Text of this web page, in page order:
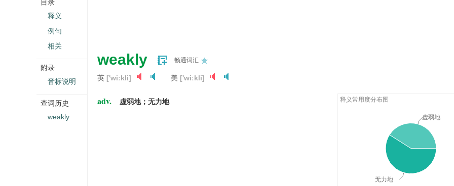
weakly 畅通词汇
英 ['wiːkli] 美 ['wiːkli]
adv. 虚弱地；无力地 释义常用度分布图
无力地
虚弱地
目录
释义
例句
相关
附录
音标说明
查词历史
weakly